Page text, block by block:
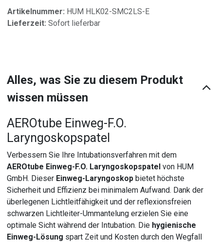
Artikelnummer: HUM HLK02-SMC2LS-E
Lieferzeit: Sofort lieferbar
Alles, was Sie zu diesem Produkt
wissen müssen
AEROtube Einweg-F.O.
Laryngoskopspatel
Verbessern Sie Ihre Intubationsverfahren mit dem
AEROtube Einweg-F.O. Laryngoskopspatel von HUM
GmbH. Dieser Einweg-Laryngoskop bietet höchste
Sicherheit und Effizienz bei minimalem Aufwand. Dank der
überlegenen Lichtleitfähigkeit und der reflexionsfreien
schwarzen Lichtleiter-Ummantelung erzielen Sie eine
optimale Sicht während der Intubation. Die hygienische
Einweg-Lösung spart Zeit und Kosten durch den Wegfall